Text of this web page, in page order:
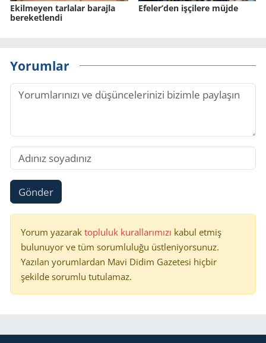
Ekilmeyen tarlalar barajla
bereketlendi
Efeler’den işçilere müjde
Yorumlar
Gönder
Yorum yazarak topluluk kurallarımızı kabul etmiş
bulunuyor ve tüm sorumluluğu üstleniyorsunuz.
Yazılan yorumlardan Mavi Didim Gazetesi hiçbir
şekilde sorumlu tutulamaz.